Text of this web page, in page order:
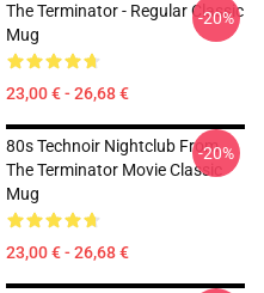
The Terminator - Regular Classic
Mug
23,00 € - 26,68 €
-20%
80s Technoir Nightclub From
The Terminator Movie Classic
Mug
23,00 € - 26,68 €
-20%